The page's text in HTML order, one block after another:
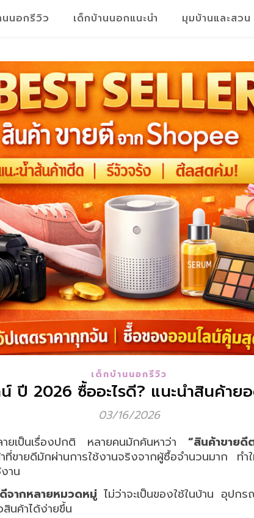
นนอกรีวิว เด็กบ้านนอกแนะนำ มุมบ้านและสวน
เด็กบ้านนอกรีวิว
ปี 2026 ซื้ออะไรดี? แนะนำสินค้า
03/16/2026
ยเป็นเรื่องปกติ หลายคนมักค้นหาว่า “สินค้าขายดี
ที่ขายดีมักผ่านการใช้งานจริงจากผู้ซื้อจำนวนมาก ทำ
าน
จากหลายหมวดหมู่ ไม่ว่าจะเป็นของใช้ในบ้าน อุปก
นค้าได้ง่ายขึ้น